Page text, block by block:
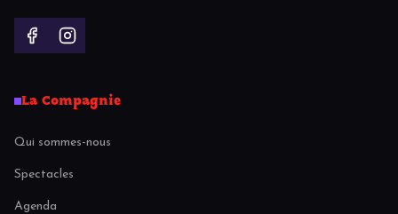
La Compagnie
Qui sommes-nous
Spectacles
Agenda